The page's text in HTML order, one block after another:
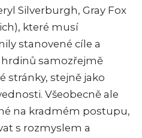
Silverburgh, Gray Fox
které musí
stanovené cíle a
hrdinů samozřejmě
stránky, stejně jako
Všeobecně ale
na kradmém postupu,
s rozmyslem a